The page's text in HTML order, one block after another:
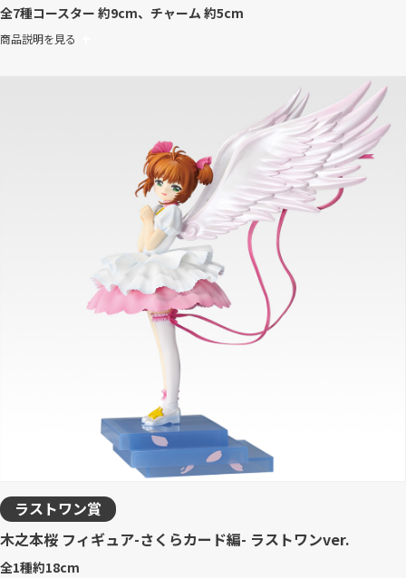
全7種コースター 約9cm、チャーム 約5cm
商品説明を見る
ラストワン賞
木之本桜 フィギュア-さくらカード編- ラストワンver.
全1種約18cm